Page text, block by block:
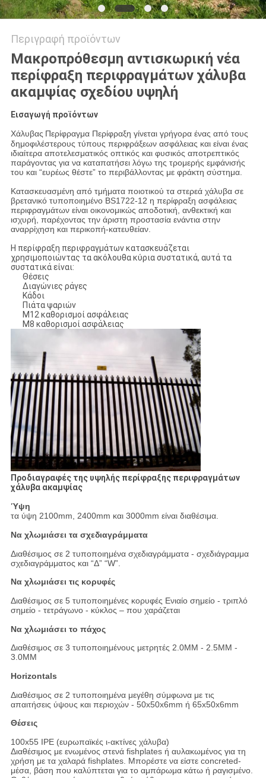
Περιγραφή προϊόντων
Μακροπρόθεσμη αντισκωρική νέα
περίφραξη περιφραγμάτων χάλυβα
ακαμψίας σχεδίου υψηλή
Εισαγωγή προϊόντων
Χάλυβας Περίφραγμα Περίφραξη γίνεται γρήγορα ένας από τους
δημοφιλέστερους τύπους περιφράξεων ασφάλειας και είναι ένας
ιδιαίτερα αποτελεσματικός οπτικός και φυσικός αποτρεπτικός
παράγοντας για να καταπατήσει λόγω της τρομερής εμφάνισής
του και “ευρέως θέστε” το περιβάλλοντας με φράκτη σύστημα.
Κατασκευασμένη από τμήματα ποιοτικού τα στερεά χάλυβα σε
βρετανικό τυποποιημένο BS1722-12 η περίφραξη ασφάλειας
περιφραγμάτων είναι οικονομικώς αποδοτική, ανθεκτική και
ισχυρή, παρέχοντας την άριστη προστασία ενάντια στην
αναρρίχηση και περικοπή-κατευθείαν.
Η περίφραξη περιφραγμάτων κατασκευάζεται
χρησιμοποιώντας τα ακόλουθα κύρια συστατικά, αυτά τα
συστατικά είναι:
Θέσεις
Διαγώνιες ράγες
Κάδοι
Πιάτα ψαριών
M12 καθορισμοί ασφάλειας
M8 καθορισμοί ασφάλειας
Προδιαγραφές της υψηλής περίφραξης περιφραγμάτων
χάλυβα ακαμψίας
Ύψη
τα ύψη 2100mm, 2400mm και 3000mm είναι διαθέσιμα.
Να χλωμιάσει τα σχεδιαγράμματα
Διαθέσιμος σε 2 τυποποιημένα σχεδιαγράμματα - σχεδιάγραμμα
σχεδιαγράμματος και “Δ” “W”.
Να χλωμιάσει τις κορυφές
Διαθέσιμος σε 5 τυποποιημένες κορυφές Ενιαίο σημείο - τριπλό
σημείο - τετράγωνο - κύκλος – που χαράζεται
Να χλωμιάσει το πάχος
Διαθέσιμος σε 3 τυποποιημένους μετρητές 2.0MM - 2.5MM -
3.0MM
Horizontals
Διαθέσιμος σε 2 τυποποιημένα μεγέθη σύμφωνα με τις
απαιτήσεις ύψους και περιοχών - 50x50x6mm ή 65x50x6mm
Θέσεις
100x55 IPE (ευρωπαϊκές ι-ακτίνες χάλυβα)
Διαθέσιμος με ενωμένος στενά fishplates ή αυλακωμένος για τη
χρήση με τα χαλαρά fishplates. Μπορέστε να είστε concreted-
μέσα, βάση που καλύπτεται για το αμπάρωμα κάτω ή ραγισμένο.